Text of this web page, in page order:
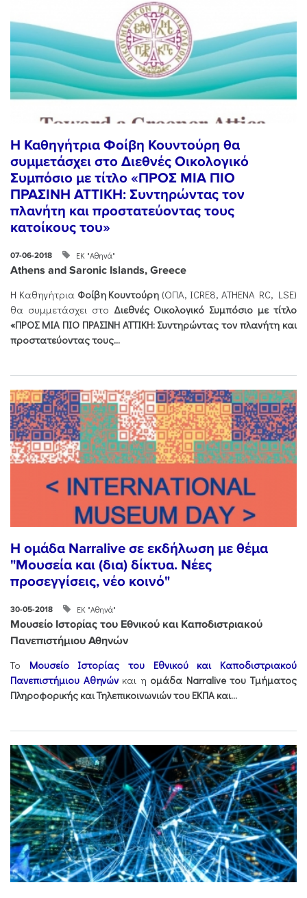
Η Καθηγήτρια Φοίβη Κουντούρη θα
συμμετάσχει στο Διεθνές Οικολογικό
Συμπόσιο με τίτλο «ΠΡΟΣ ΜΙΑ ΠΙΟ
ΠΡΑΣΙΝΗ ΑΤΤΙΚΗ: Συντηρώντας τον
πλανήτη και προστατεύοντας τους
κατοίκους του»
07-06-2018 ΕΚ "Αθηνά"
Athens and Saronic Islands, Greece
Η Καθηγήτρια Φοίβη Κουντούρη (ΟΠΑ, ICRE8, ATHENA RC, LSE)
θα συμμετάσχει στο Διεθνές Οικολογικό Συμπόσιο με τίτλο
«ΠΡΟΣ ΜΙΑ ΠΙΟ ΠΡΑΣΙΝΗ ΑΤΤΙΚΗ: Συντηρώντας τον πλανήτη και
προστατεύοντας τους...
Η ομάδα Narralive σε εκδήλωση με θέμα
"Μουσεία και (δια) δίκτυα. Νέες
προσεγγίσεις, νέο κοινό"
30-05-2018 ΕΚ "Αθηνά"
Μουσείο Ιστορίας του Εθνικού και Καποδιστριακού
Πανεπιστήμιου Αθηνών
Το Μουσείο Ιστορίας του Εθνικού και Καποδιστριακού
Πανεπιστήμιου Αθηνώνκαι η ομάδα Narralive του Τμήματος
Πληροφορικής και Τηλεπικοινωνιών του ΕΚΠΑ και...